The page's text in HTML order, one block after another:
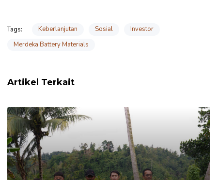
Tags: Keberlanjutan Sosial
Investor
Merdeka Battery Materials
Artikel Terkait